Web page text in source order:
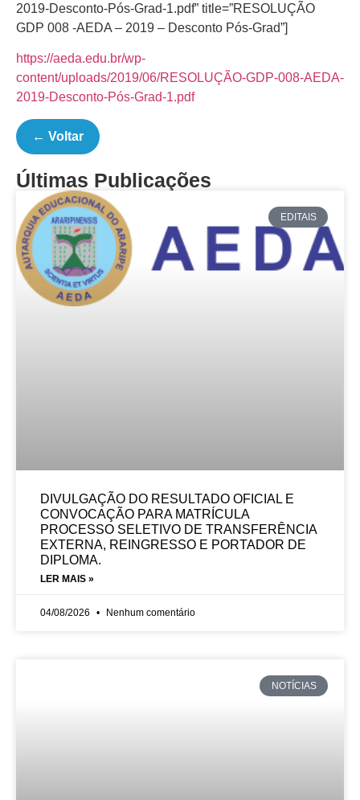
2019-Desconto-Pós-Grad-1.pdf” title=”RESOLUÇÃO
GDP 008 -AEDA – 2019 – Desconto Pós-Grad”]
https://aeda.edu.br/wp-
content/uploads/2019/06/RESOLUÇÃO-GDP-008-AEDA-
2019-Desconto-Pós-Grad-1.pdf
← Voltar
Últimas Publicações
EDITAIS
DIVULGAÇÃO DO RESULTADO OFICIAL E
CONVOCAÇÃO PARA MATRÍCULA
PROCESSO SELETIVO DE TRANSFERÊNCIA
EXTERNA, REINGRESSO E PORTADOR DE
DIPLOMA.
LER MAIS »
04/08/2026 Nenhum comentário
NOTÍCIAS